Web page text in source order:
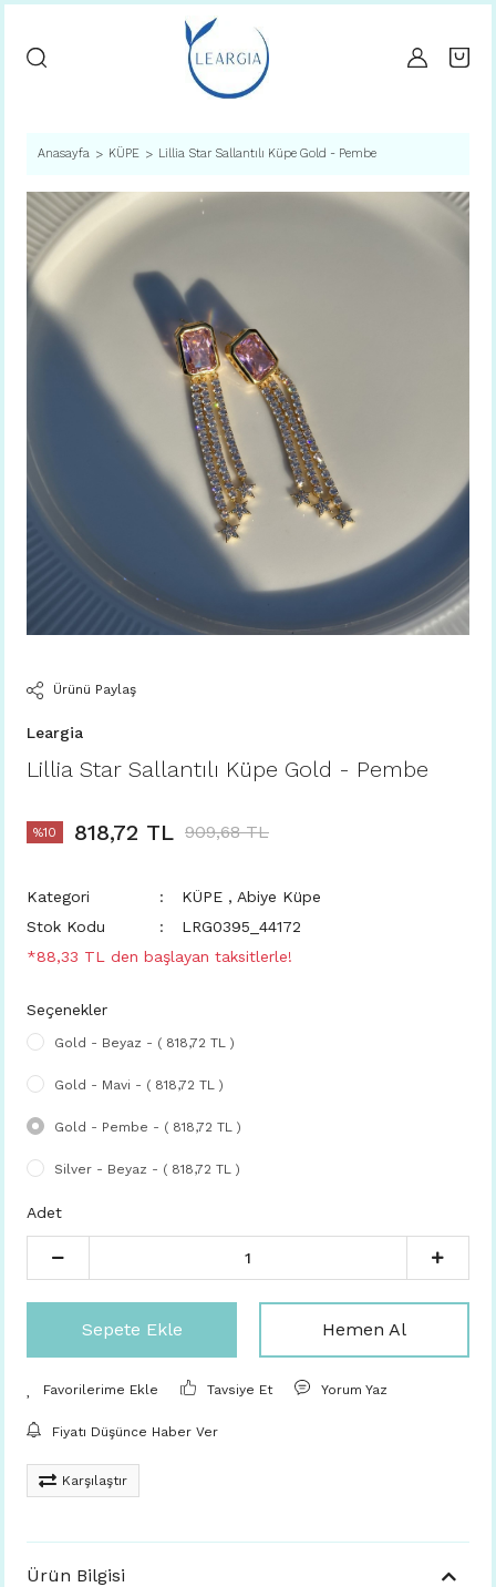
Anasayfa KÜPE Lillia Star Sallantılı Küpe Gold - Pembe
Ürünü Paylaş
Leargia
Lillia Star Sallantılı Küpe Gold - Pembe
%10 818,72 TL 909,68 TL
Kategori KÜPE , Abiye Küpe
Stok Kodu
LRG0395_44172
*88,33 TL den başlayan taksitlerle!
Seçenekler
Gold - Beyaz - ( 818,72 TL )
Gold - Mavi - ( 818,72 TL )
Gold - Pembe - ( 818,72 TL )
Silver - Beyaz - ( 818,72 TL )
Adet
Sepete Ekle Hemen Al
Tavsiye Et Yorum Yaz
Fiyatı Düşünce Haber Ver
Karşılaştır
Ürün Bilgisi